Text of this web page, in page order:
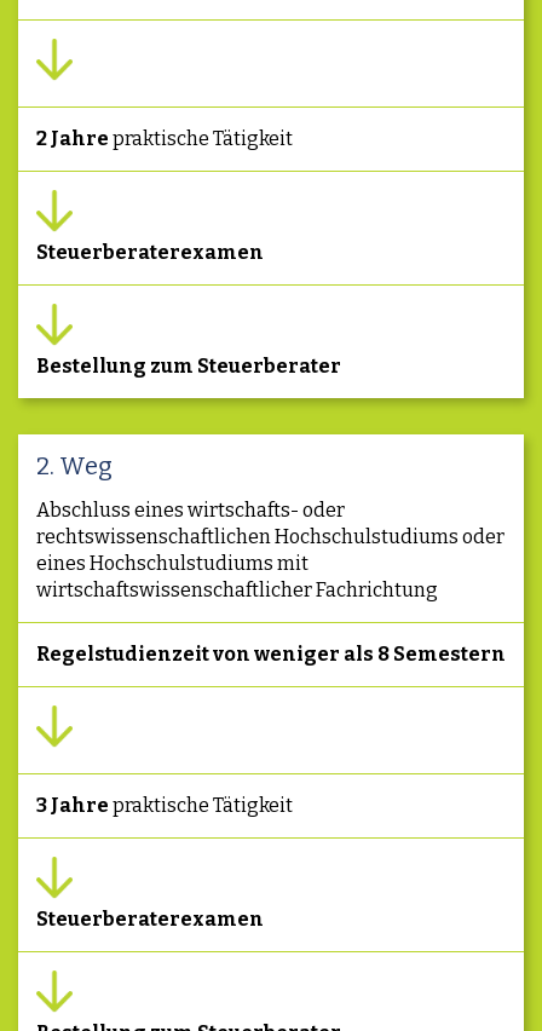
2 Jahre praktische Tätigkeit
Steuerberaterexamen
Bestellung zum Steuerberater
2. Weg
Abschluss eines wirtschafts- oder
rechtswissenschaftlichen Hochschulstudiums oder
eines Hochschulstudiums mit
wirtschaftswissenschaftlicher Fachrichtung
Regelstudienzeit von weniger als 8 Semestern
3 Jahre praktische Tätigkeit
Steuerberaterexamen